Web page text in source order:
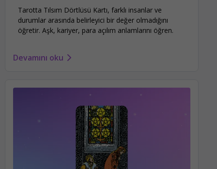
Tarotta Tılsım Dörtlüsü Kartı, farklı insanlar ve
durumlar arasında belirleyici bir değer olmadığını
öğretir. Aşk, kariyer, para açılım anlamlarını öğren.
Devamını oku